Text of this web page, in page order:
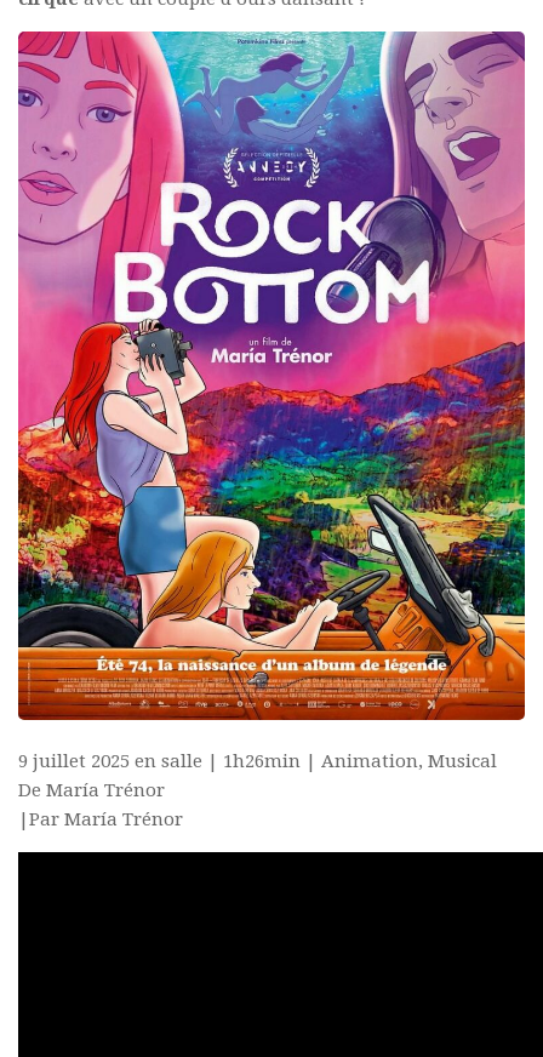
9 juillet 2025 en salle | 1h26min | Animation, Musical
De María Trénor
|Par María Trénor